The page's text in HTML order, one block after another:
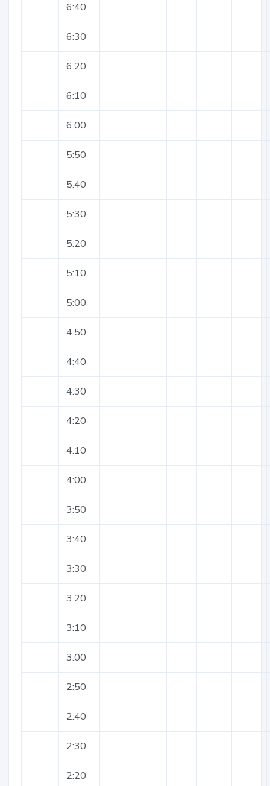
6:40
6:30
6:20
6:10
6:00
5:50
5:40
5:30
5:20
5:10
5:00
4:50
4:40
4:30
4:20
4:10
4:00
3:50
3:40
3:30
3:20
3:10
3:00
2:50
2:40
2:30
2:20